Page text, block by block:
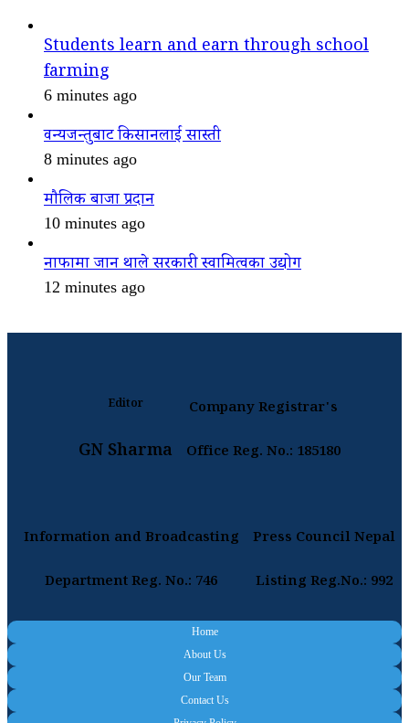
Students learn and earn through school
farming
6 minutes ago
वन्यजन्तुबाट किसानलाई सास्ती
8 minutes ago
मौलिक बाजा प्रदान
10 minutes ago
नाफामा जान थाले सरकारी स्वामित्वका उद्योग
12 minutes ago
Editor
GN Sharma
Company Registrar's
Office Reg. No.: 185180
Information and Broadcasting
Department Reg. No.: 746
Press Council Nepal
Listing Reg.No.: 992
Home
About Us
Our Team
Contact Us